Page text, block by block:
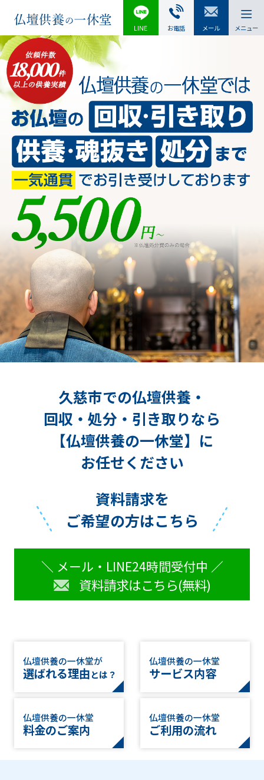
LINE お電話 メール メニュー
久慈市での仏壇供養・
回収・処分・引き取りなら
【仏壇供養の一休堂】に
お任せください
資料請求を
ご希望の方はこちら
＼ メール・LINE24時間受付中 ／
資料請求はこちら(無料)
仏壇供養の一休堂が
選ばれる理由とは？
仏壇供養の一休堂
サービス内容
仏壇供養の一休堂
料金のご案内
仏壇供養の一休堂
ご利用の流れ